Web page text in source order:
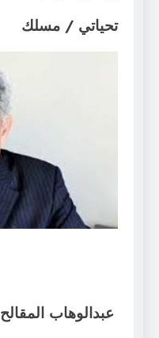
تحياتي / مسلك
عبدالوهاب المقالح